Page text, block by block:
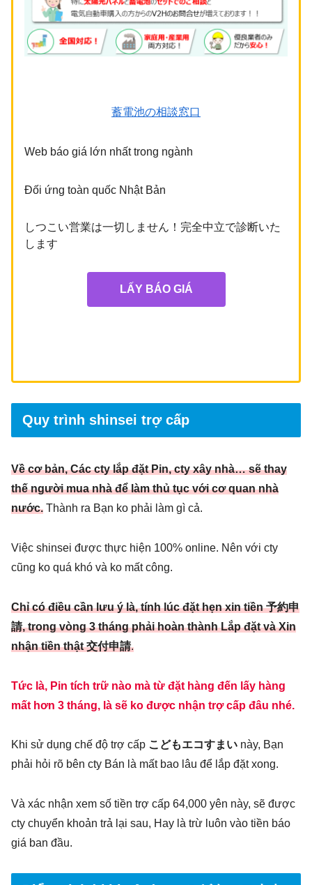
蓄電池の相談窓口
Web báo giá lớn nhất trong ngành
Đối ứng toàn quốc Nhật Bản
しつこい営業は⼀切しません！完全中⽴で診断いた
します
LẤY BÁO GIÁ
Quy trình shinsei trợ cấp
Về cơ bản, Các cty lắp đặt Pin, cty xây nhà… sẽ thay
thế người mua nhà để làm thủ tục với cơ quan nhà
nước. Thành ra Bạn ko phải làm gì cả.
Việc shinsei được thực hiện 100% online. Nên với cty
cũng ko quá khó và ko mất công.
Chỉ có điều cần lưu ý là, tính lúc đặt hẹn xin tiền 予約申
請, trong vòng 3 tháng phải hoàn thành Lắp đặt và Xin
nhận tiền thật 交付申請.
Tức là, Pin tích trữ nào mà từ đặt hàng đến lấy hàng
mất hơn 3 tháng, là sẽ ko được nhận trợ cấp đâu nhé.
Khi sử dụng chế độ trợ cấp こどもエコすまい này, Bạn
phải hỏi rõ bên cty Bán là mất bao lâu để lắp đặt xong.
Và xác nhận xem số tiền trợ cấp 64,000 yên này, sẽ được
cty chuyển khoản trả lại sau, Hay là trừ luôn vào tiền báo
giá ban đầu.